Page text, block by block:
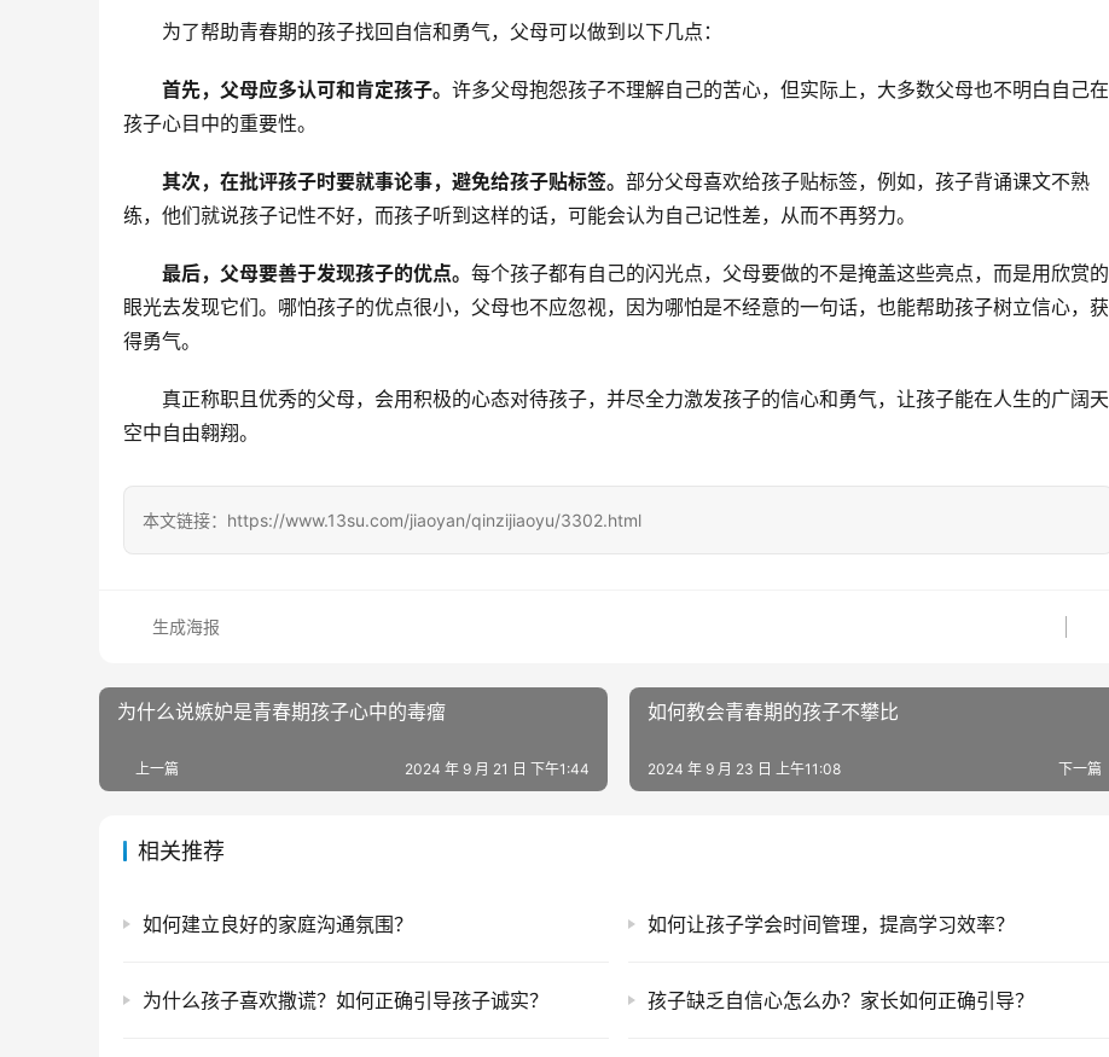
为了帮助青春期的孩子找回自信和勇气，父母可以做到以下几点：
首先，父母应多认可和肯定孩子。 许多父母抱怨孩子不理解自己的苦心，但实际上，大多数父母也不明白自己在
孩子心目中的重要性。
其次，在批评孩子时要就事论事，避免给孩子贴标签。 部分父母喜欢给孩子贴标签，例如，孩子背诵课文不熟
练，他们就说孩子记性不好，而孩子听到这样的话，可能会认为自己记性差，从而不再努力。
最后，父母要善于发现孩子的优点。 每个孩子都有自己的闪光点，父母要做的不是掩盖这些亮点，而是用欣赏的
眼光去发现它们。哪怕孩子的优点很小，父母也不应忽视，因为哪怕是不经意的一句话，也能帮助孩子树立信心，获
得勇气。
真正称职且优秀的父母，会用积极的心态对待孩子，并尽全力激发孩子的信心和勇气，让孩子能在人生的广阔天
空中自由翱翔。
本文链接：https://www.13su.com/jiaoyan/qinzijiaoyu/3302.html
生成海报
为什么说嫉妒是青春期孩子心中的毒瘤
上一篇 2024 年 9 月 21 日 下午1:44
如何教会青春期的孩子不攀比
下一篇
2024 年 9 月 23 日 上午11:08
相关推荐
如何建立良好的家庭沟通氛围？ 如何让孩子学会时间管理，提高学习效率？
为什么孩子喜欢撒谎？如何正确引导孩子诚实？ 孩子缺乏自信心怎么办？家长如何正确引导？